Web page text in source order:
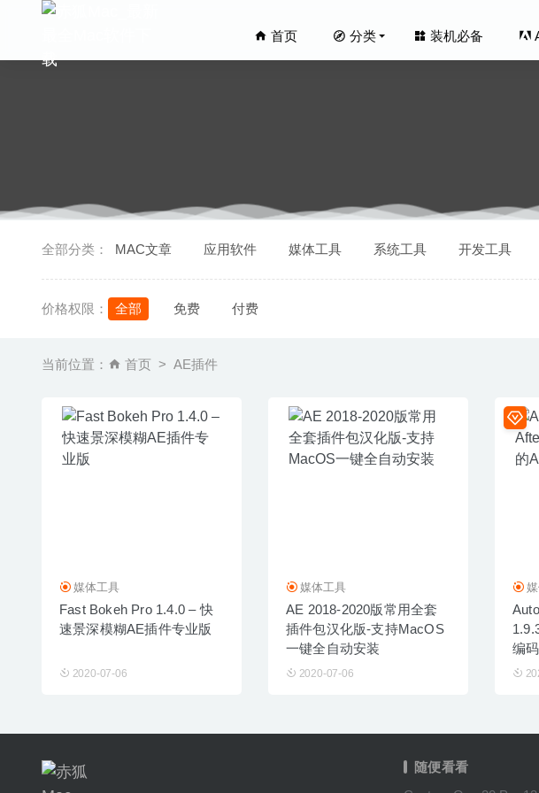
首页 分类 装机必备
全部分类： MAC文章 应用软件 媒体工具 系统工具 开发工具
价格权限： 全部 免费 付费
当前位置： 首页 AE插件
媒体工具
Fast Bokeh Pro 1.4.0 – 快
速景深模糊AE插件专业版
2020-07-06
媒体工具
AE 2018-2020版常用全套
插件包汉化版-支持MacOS
一键全自动安装
2020-07-06
编
随便看看